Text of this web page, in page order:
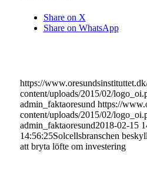
Share on X
Share on WhatsApp
https://
content/uploads/2015/02/
admin_faktaoresund https://
content/uploads/2015/02/
admin_faktaoresund2018-02-15
14:56:25Solcellsbranschen
att bryta löfte om investering